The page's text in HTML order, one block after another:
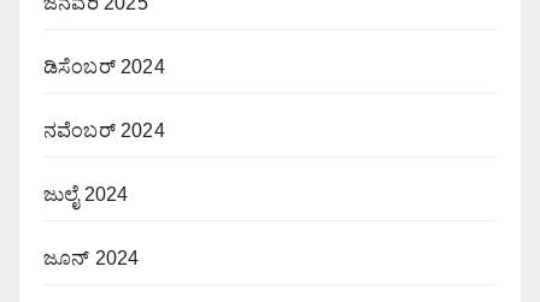
ಡಿಸೆಂಬರ್ 2024
ನವೆಂಬರ್ 2024
ಜುಲೈ 2024
ಜೂನ್ 2024